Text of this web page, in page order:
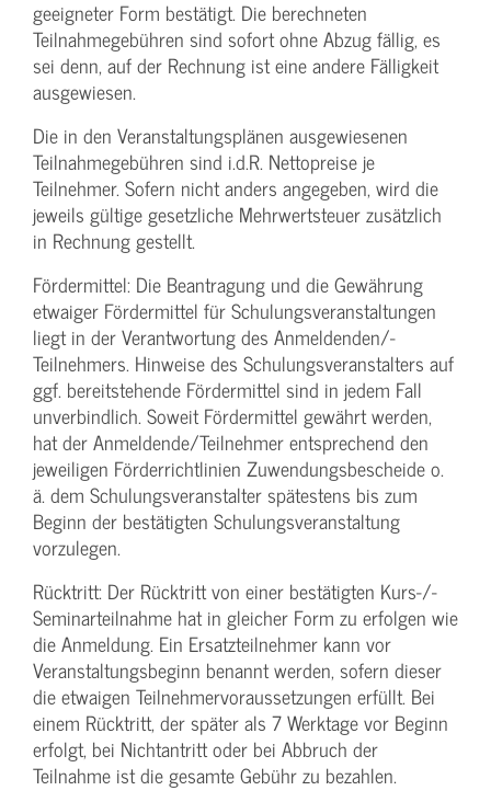
geeigneter Form bestätigt. Die berechneten
Teilnahmegebühren sind sofort ohne Abzug fällig, es
sei denn, auf der Rechnung ist eine andere Fälligkeit
ausgewiesen.
Die in den Veranstaltungsplänen ausgewiesenen
Teilnahmegebühren sind i.d.R. Nettopreise je
Teilnehmer. Sofern nicht anders angegeben, wird die
jeweils gültige gesetzliche Mehrwertsteuer zusätzlich
in Rechnung gestellt.
Fördermittel: Die Beantragung und die Gewährung
etwaiger Fördermittel für Schulungs­veranstaltungen
liegt in der Verantwortung des Anmeldenden/­
Teilnehmers. Hinweise des Schulungs­veranstalters auf
ggf. bereitstehende Fördermittel sind in jedem Fall
unverbindlich. Soweit Fördermittel gewährt werden,
hat der Anmeldende/­Teilnehmer entsprechend den
jeweiligen Förderrichtlinien Zuwendungs­bescheide o.
ä. dem Schulungs­veranstalter spätestens bis zum
Beginn der bestätigten Schulungs­veranstaltung
vorzulegen.
Rücktritt: Der Rücktritt von einer bestätigten Kurs-/­
Seminarteilnahme hat in gleicher Form zu erfolgen wie
die Anmeldung. Ein Ersatzteilnehmer kann vor
Veranstaltungs­beginn benannt werden, sofern dieser
die etwaigen Teilnehmer­voraussetzungen erfüllt. Bei
einem Rücktritt, der später als 7 Werktage vor Beginn
erfolgt, bei Nichtantritt oder bei Abbruch der
Teilnahme ist die gesamte Gebühr zu bezahlen.